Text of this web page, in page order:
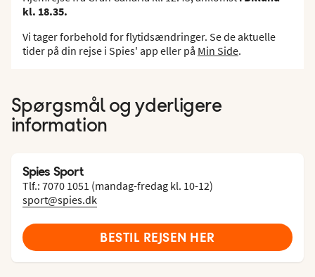
kl. 18.35.
Vi tager forbehold for flytidsændringer. Se de aktuelle
tider på din rejse i Spies' app eller på Min Side.
Spørgsmål og yderligere
information
Spies Sport
Tlf.: 7070 1051 (mandag-fredag kl. 10-12)
sport@spies.dk
BESTIL REJSEN HER